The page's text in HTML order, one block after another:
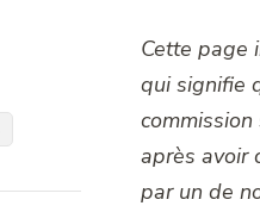
Cette page
qui signifie
après avoir
par un de